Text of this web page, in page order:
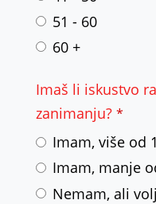
51 - 60
60 +
Imaš li iskustvo
zanimanju? *
Imam, više od
Imam, manje
Nemam, ali